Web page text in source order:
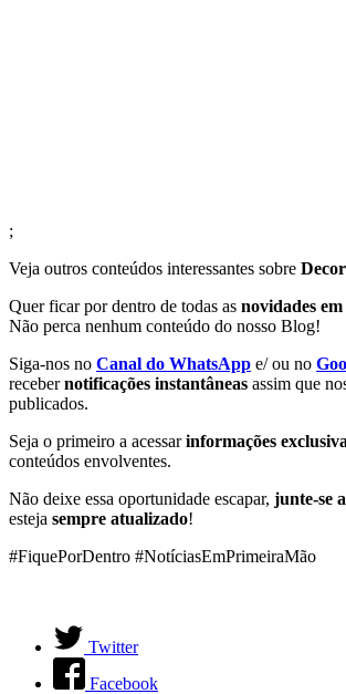
;
Veja outros conteúdos interessantes sobre
Quer ficar por dentro de todas as novidades
Não perca nenhum conteúdo do nosso Blog!
Siga-nos no Canal do WhatsApp e/ ou no
recebernotificações instantâneas assim que
publicados.
Seja o primeiro a acessarinformações
conteúdos envolventes.
Não deixe essa oportunidade escapar, junte-se
esteja sempre atualizado!
#FiquePorDentro #NotíciasEmPrimeiraMão
Twitter
Facebook